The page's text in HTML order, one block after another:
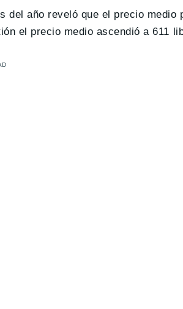
año reveló que el precio medio
el precio medio ascendió a 611